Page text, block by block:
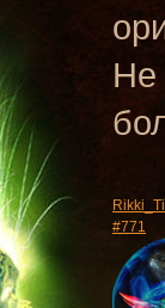
Не
#771